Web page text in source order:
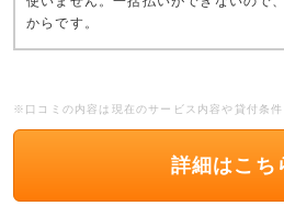
からです。
※口コミの内容は現在のサービス内容や貸付条件
詳細はこち